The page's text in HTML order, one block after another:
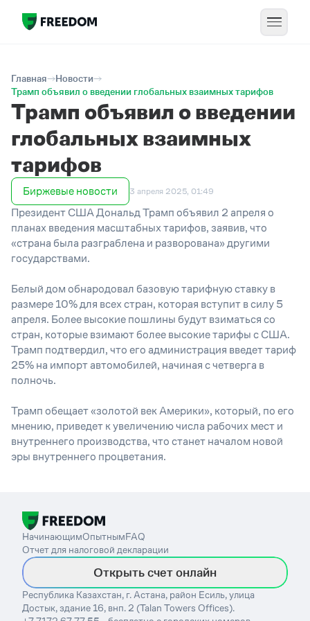
Главная
Новости
Трамп объявил о введении глобальных взаимных тарифов
Трамп объявил о введении
глобальных взаимных
тарифов
Биржевые новости 3 апреля 2025, 01:49
Президент США Дональд Трамп объявил 2 апреля о
планах введения масштабных тарифов, заявив, что
«страна была разграблена и разворована» другими
государствами.
Белый дом обнародовал базовую тарифную ставку в
размере 10% для всех стран, которая вступит в силу 5
апреля. Более высокие пошлины будут взиматься со
стран, которые взимают более высокие тарифы с США.
Трамп подтвердил, что его администрация введет тариф
25% на импорт автомобилей, начиная с четверга в
полночь.
Трамп обещает «золотой век Америки», который, по его
мнению, приведет к увеличению числа рабочих мест и
внутреннего производства, что станет началом новой
эры внутреннего процветания.
НачинающимОпытнымFAQ
Отчет для налоговой декларации
Открыть счет онлайн
Республика Казахстан, г. Астана, район Есиль, улица
Достык, здание 16, внп. 2 (Talan Towers Offices).